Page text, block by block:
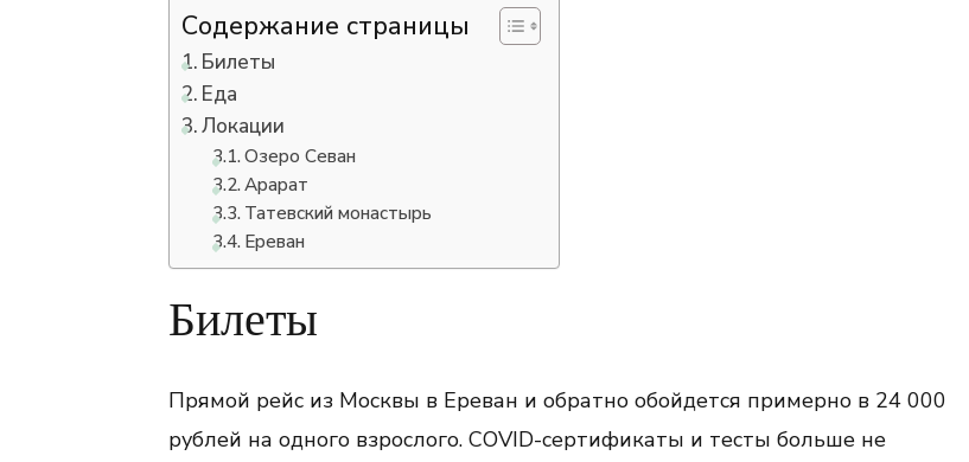
впечатлений
Содержание страницы
Билеты
Еда
Локации
Озеро Севан
Арарат
Татевский монастырь
Ереван
Билеты
Прямой рейс из Москвы в Ереван и обратно обойдется примерно в 24 000
рублей на одного взрослого. COVID-сертификаты и тесты больше не